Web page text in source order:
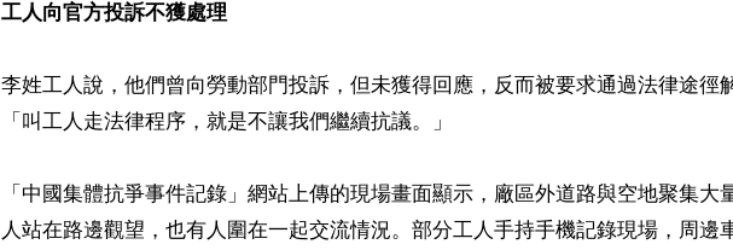
工人向官方投訴不獲處理
李姓工人說，他們曾向勞動部門投訴，但未獲得回應，反而被要求通過法律途徑
「叫工人走法律程序，就是不讓我們繼續抗議。」
「中國集體抗爭事件記錄」網站上傳的現場畫面顯示，廠區外道路與空地聚集大
人站在路邊觀望，也有人圍在一起交流情況。部分工人手持手機記錄現場，周邊